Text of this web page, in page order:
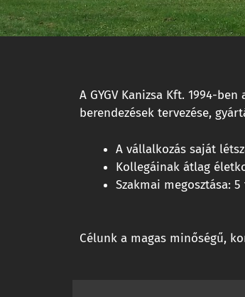
A GYGV Kanizsa Kft. 1994-
berendezések tervezése,
A vállalkozás saját
Kollegáinak átlag
Szakmai megosztása:
Célunk a magas minőségű,